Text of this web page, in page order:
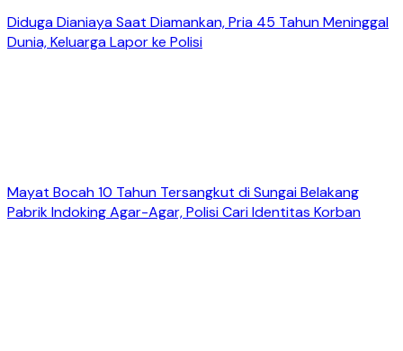
Diduga Dianiaya Saat Diamankan, Pria 45 Tahun Meninggal
Dunia, Keluarga Lapor ke Polisi
Mayat Bocah 10 Tahun Tersangkut di Sungai Belakang
Pabrik Indoking Agar-Agar, Polisi Cari Identitas Korban